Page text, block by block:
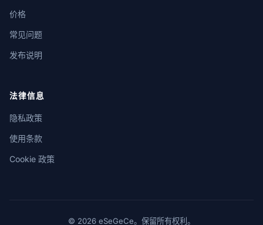
价格
常见问题
发布说明
法律信息
隐私政策
使用条款
Cookie 政策
© 2026 eSeGeCe。保留所有权利。